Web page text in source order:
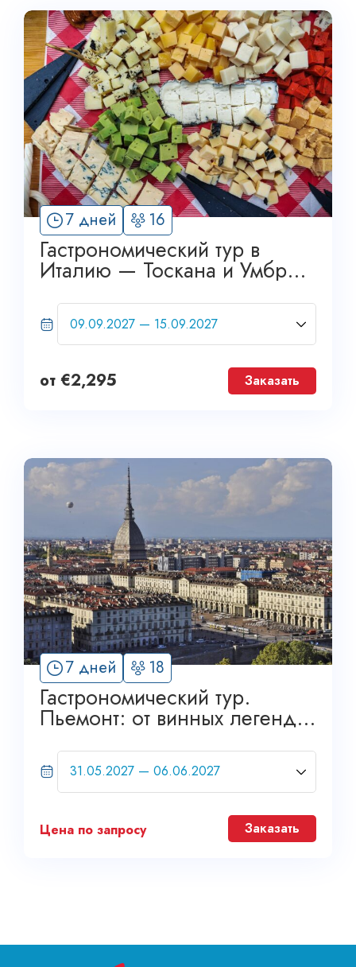
7 дней 16
Гастрономический тур в
Италию — Тоскана и Умбрия.
от €2,295 Заказать
7 дней 18
Гастрономический тур.
Пьемонт: от винных легенд
Grand Tour
Цена по запросу Заказать